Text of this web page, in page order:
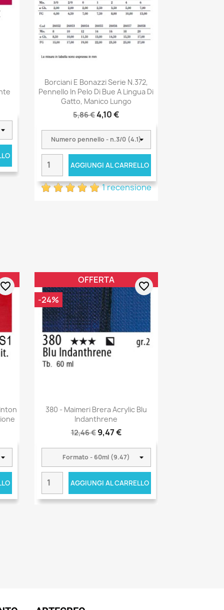
Borciani E Bonazzi Serie N.372,
Pennello In Pelo Di Bue A Lingua Di
Gatto, Manico Lungo
5,86 €4,10 €
AGGIUNGI AL CARRELLO
1 recensione
favorite_border
380 - Maimeri Brera Acrylic Blu
Indanthrene
12,46 € 9,47 €
AGGIUNGI AL CARRELLO
OFFERTA
-24%
favorite_border